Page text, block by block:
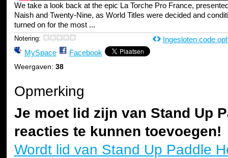
We take a look back at the epic La Torche Pro France,
Naish and Twenty-Nine, as World Titles were decided and
turned on for the most ...
Notering:
MySpace Facebook
Weergaven: 38
Ingesloten code
Opmerking
Je moet lid zijn van Stand Up
reacties te kunnen toevoegen!
Wordt lid van Stand Up Paddle